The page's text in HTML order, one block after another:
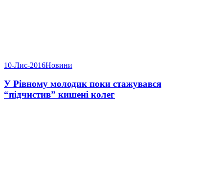
10-Лис-2016Новини
У Рівному молодик поки стажувався
“підчистив” кишені колег